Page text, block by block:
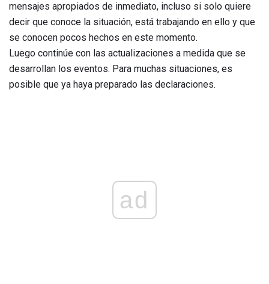
mensajes apropiados de inmediato, incluso si solo quiere
decir que conoce la situación, está trabajando en ello y que
se conocen pocos hechos en este momento.
Luego continúe con las actualizaciones a medida que se
desarrollan los eventos. Para muchas situaciones, es
posible que ya haya preparado las declaraciones.
ad